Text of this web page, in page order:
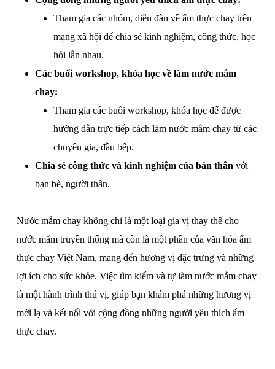
Tham gia các nhóm, diễn đàn về ẩm thực chay trên
mạng xã hội để chia sẻ kinh nghiệm, công thức, học
hỏi lẫn nhau.
Các buổi workshop, khóa học về làm nước mắm
chay:
Tham gia các buổi workshop, khóa học để được
hướng dẫn trực tiếp cách làm nước mắm chay từ các
chuyên gia, đầu bếp.
Chia sẻ công thức và kinh nghiệm của bản thân với
bạn bè, người thân.
Nước mắm chay không chỉ là một loại gia vị thay thế cho
nước mắm truyền thống mà còn là một phần của văn hóa ẩm
thực chay Việt Nam, mang đến hương vị đặc trưng và những
lợi ích cho sức khỏe. Việc tìm kiếm và tự làm nước mắm chay
là một hành trình thú vị, giúp bạn khám phá những hương vị
mới lạ và kết nối với cộng đồng những người yêu thích ẩm
thực chay.